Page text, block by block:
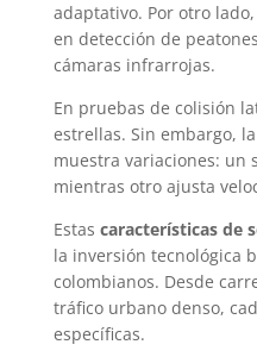
adaptativo. Por otro
en detección de
cámaras infrarrojas.
En pruebas de colisión
estrellas. Sin embargo, la
muestra variaciones: un
mientras otro ajusta
Estas características de
la inversión tecnológica
colombianos. Desde
tráfico urbano denso,
específicas.